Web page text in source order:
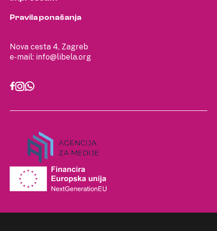
Nova cesta 4, Zagreb
e-mail: info@libela.org
Pravila ponašanja